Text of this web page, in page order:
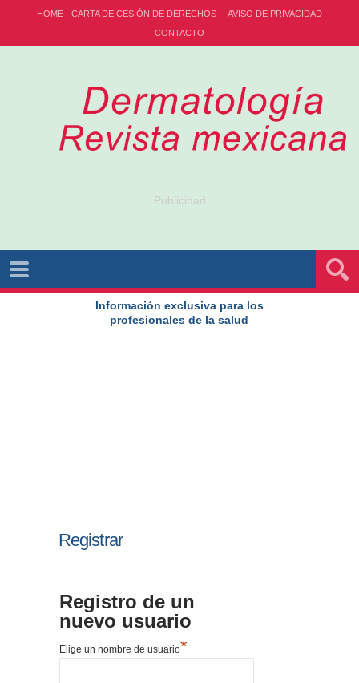
HOME CARTA DE CESIÓN DE DERECHOS
AVISO DE PRIVACIDAD
CONTACTO
Publicidad
Información exclusiva para los
profesionales de la salud
Registrar
Registro de un
nuevo usuario
Elige un nombre de usuario*